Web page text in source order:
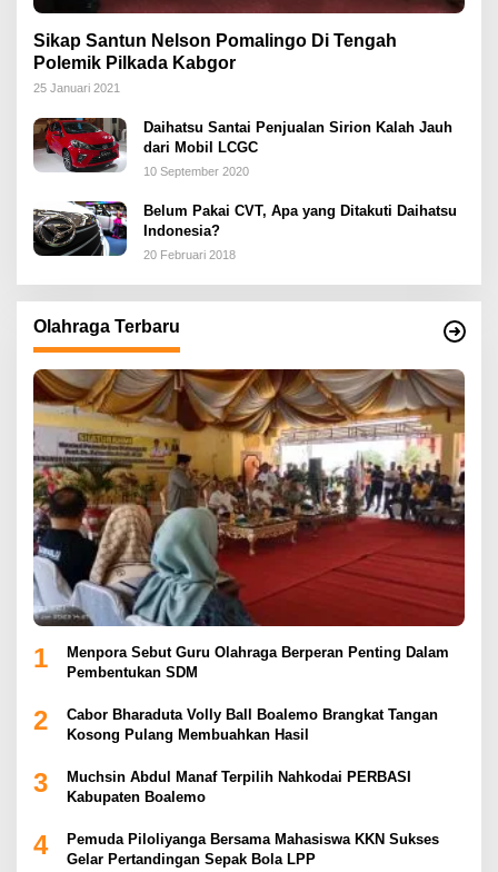
Sikap Santun Nelson Pomalingo Di Tengah
Polemik Pilkada Kabgor
25 Januari 2021
Daihatsu Santai Penjualan Sirion Kalah Jauh
dari Mobil LCGC
10 September 2020
Belum Pakai CVT, Apa yang Ditakuti Daihatsu
Indonesia?
20 Februari 2018
Olahraga Terbaru
1
Menpora Sebut Guru Olahraga Berperan Penting Dalam
Pembentukan SDM
2
Cabor Bharaduta Volly Ball Boalemo Brangkat Tangan
Kosong Pulang Membuahkan Hasil
3
Muchsin Abdul Manaf Terpilih Nahkodai PERBASI
Kabupaten Boalemo
4
Pemuda Piloliyanga Bersama Mahasiswa KKN Sukses
Gelar Pertandingan Sepak Bola LPP